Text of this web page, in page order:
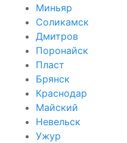
Миньяр
Соликамск
Дмитров
Поронайск
Пласт
Брянск
Краснодар
Майский
Невельск
Ужур